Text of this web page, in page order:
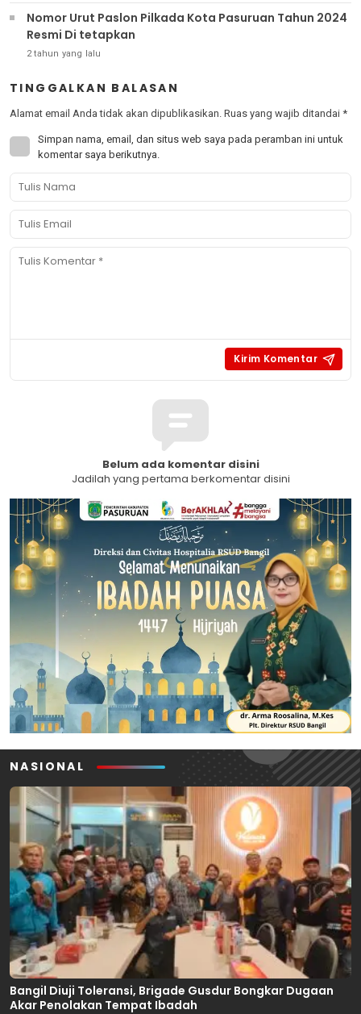
Nomor Urut Paslon Pilkada Kota Pasuruan Tahun 2024
Resmi Di tetapkan
2 tahun yang lalu
TINGGALKAN BALASAN
Alamat email Anda tidak akan dipublikasikan. Ruas yang wajib ditandai *
Simpan nama, email, dan situs web saya pada peramban ini untuk
komentar saya berikutnya.
Belum ada komentar disini
Jadilah yang pertama berkomentar disini
NASIONAL
Bangil Diuji Toleransi, Brigade Gusdur Bongkar Dugaan
Akar Penolakan Tempat Ibadah